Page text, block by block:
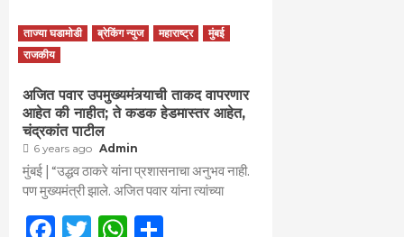
ताज्या घडामोडी ब्रेकिंग न्युज महाराष्ट्र
मुंबई
राजकीय
अजित पवार उपमुख्यमंत्र्याची ताकद वापरणार
आहेत की नाहीत; ते कडक हेडमास्तर आहेत,
चंद्रकांत पाटील
6 years ago Admin
मुंबई | “उद्धव ठाकरे यांना प्रशासनाचा अनुभव नाही.
पण मुख्यमंत्री झाले. अजित पवार यांना त्यांच्या